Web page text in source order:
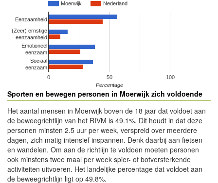
Moerwijk Nederland
0 50 100
Eenzaamheid
(Zeer) ernstige
eenzaamheid
Emotioneel
eenzaam
Sociaal
eenzaam
Percentage
Sporten en bewegen personen in Moerwijk zich voldoende
Het aantal mensen in Moerwijk boven de 18 jaar dat voldoet aan
de beweegrichtlijn van het RIVM is 49.1%. Dit houdt in dat deze
personen minsten 2.5 uur per week, verspreid over meerdere
dagen, zich matig intensief inspannen. Denk daarbij aan fietsen
en wandelen. Om aan de richtlijn te voldoen moeten personen
ook minstens twee maal per week spier- of botversterkende
activiteiten uitvoeren. Het landelijke percentage dat voldoet aan
de beweegrichtlijn ligt op 49.8%.